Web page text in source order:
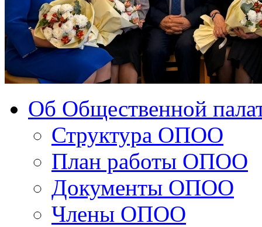
Об Общественной
Структура ОПОО
План работы ОПОО
Документы ОПОО
Члены ОПОО